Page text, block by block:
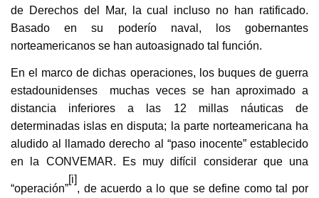
de Derechos del Mar, la cual incluso no han ratificado.
Basado en su poderío naval, los gobernantes
norteamericanos se han autoasignado tal función.
En el marco de dichas operaciones, los buques de guerra
estadounidenses muchas veces se han aproximado a
distancia inferiores a las 12 millas náuticas de
determinadas islas en disputa; la parte norteamericana ha
aludido al llamado derecho al “paso inocente” establecido
en la CONVEMAR. Es muy difícil considerar que una
“operación”
[i]
, de acuerdo a lo que se define como tal por